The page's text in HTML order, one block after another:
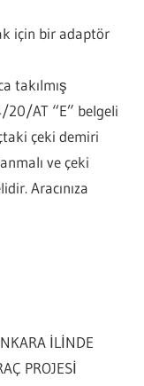
için bir adaptör
takılmış
20/AT “E” belgeli
çeki demiri
ve çeki
Aracınıza
İLİNDE
PROJESİ